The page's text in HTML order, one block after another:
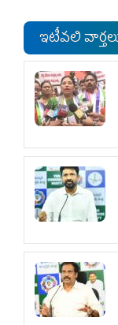
ఇటీవలి